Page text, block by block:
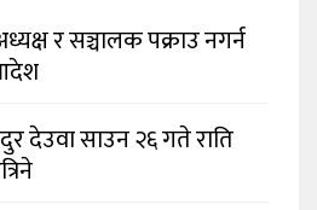
र सञ्चालक पक्राउ नगर्न
देउवा साउन २६ गते राति